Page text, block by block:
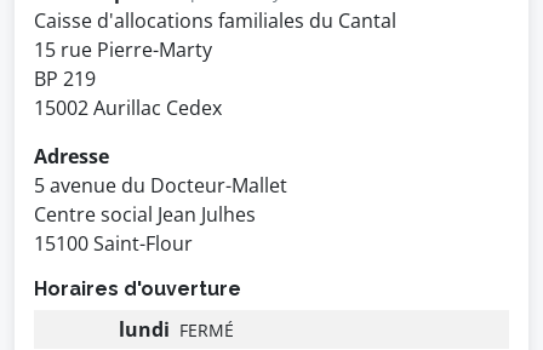
Caisse d'allocations familiales du Cantal
15 rue Pierre-Marty
BP 219
15002 Aurillac Cedex
Adresse
5 avenue du Docteur-Mallet
Centre social Jean Julhes
15100 Saint-Flour
Horaires d'ouverture
lundi FERMÉ